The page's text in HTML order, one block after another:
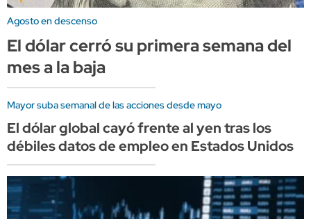
Agosto en descenso
El dólar cerró su primera semana del
mes a la baja
Mayor suba semanal de las acciones desde mayo
El dólar global cayó frente al yen tras los
débiles datos de empleo en Estados Unidos